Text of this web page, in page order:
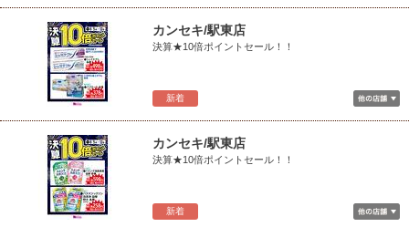
新着
カンセキ/駅東店
決算★10倍ポイントセール！！
新着
カンセキ/駅東店
決算★10倍ポイントセール！！